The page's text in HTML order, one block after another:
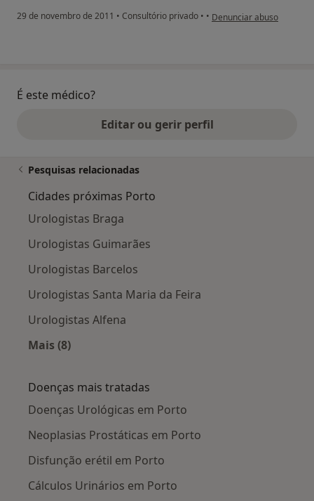
29 de novembro de 2011 • Consultório privado • • na opinião do utilizador
Denunciar abuso
É este médico?
Editar ou gerir perfil
Pesquisas relacionadas
Cidades próximas Porto
Urologistas Braga
Urologistas Guimarães
Urologistas Barcelos
Urologistas Santa Maria da Feira
Urologistas Alfena
Mais (8)
Doenças mais tratadas
Doenças Urológicas em Porto
Neoplasias Prostáticas em Porto
Disfunção erétil em Porto
Cálculos Urinários em Porto